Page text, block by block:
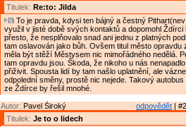
Titulek: Re:to: Jilda
To je pravda, kdysi ten bájný a čestný
využil v jisté době svých kontaktů a dopomohl Ždírci
přesto, že nesplňovalo snad ani jednu z platných
tam oslavován jako bůh. Ovšem titul město opravdu
měla být stěží Městysem nic mimořádného nedělá.
tam opravdu jsou. Škoda, že nikoho u nás
přiživit. Spousta lidí by tam našlo uplatnění, ale
odpolední směny, prostě nic nejede. Takový
ze Ždírce by řešil mnohé.
odpovědět |
Autor: Pavel Široký
Titulek: Je to o lidech